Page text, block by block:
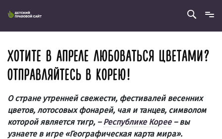
ХОТИТЕ В АПРЕЛЕ ЛЮБОВАТЬСЯ ЦВЕТАМИ?
ОТПРАВЛЯЙТЕСЬ В КОРЕЮ!
О стране утренней свежести, фестивалей весенних
цветов, лотосовых фонарей, чая и танцев, символом
которой является тигр, –Республике Корее– вы
узнаете в игре «Географическая карта мира».